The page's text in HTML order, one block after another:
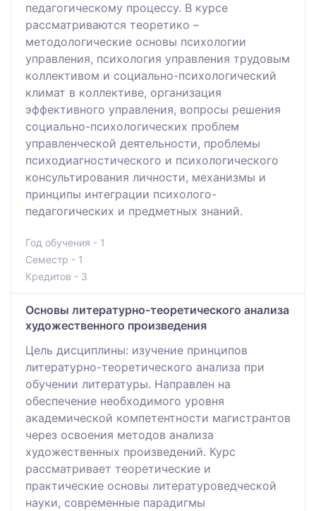
педагогическому процессу. В курсе
рассматриваются теоретико –
методологические основы психологии
управления, психология управления трудовым
коллективом и социально-психологический
климат в коллективе, организация
эффективного управления, вопросы решения
социально-психологических проблем
управленческой деятельности, проблемы
психодиагностического и психологического
консультирования личности, механизмы и
принципы интеграции психолого-
педагогических и предметных знаний.
Год обучения - 1
Семестр - 1
Кредитов - 3
Основы литературно-теоретического анализа
художественного произведения
Цель дисциплины: изучение принципов
литературно-теоретического анализа при
обучении литературы. Направлен на
обеспечение необходимого уровня
академической компетентности магистрантов
через освоения методов анализа
художественных произведений. Курс
рассматривает теоретические и
практические основы литературоведческой
науки, современные парадигмы